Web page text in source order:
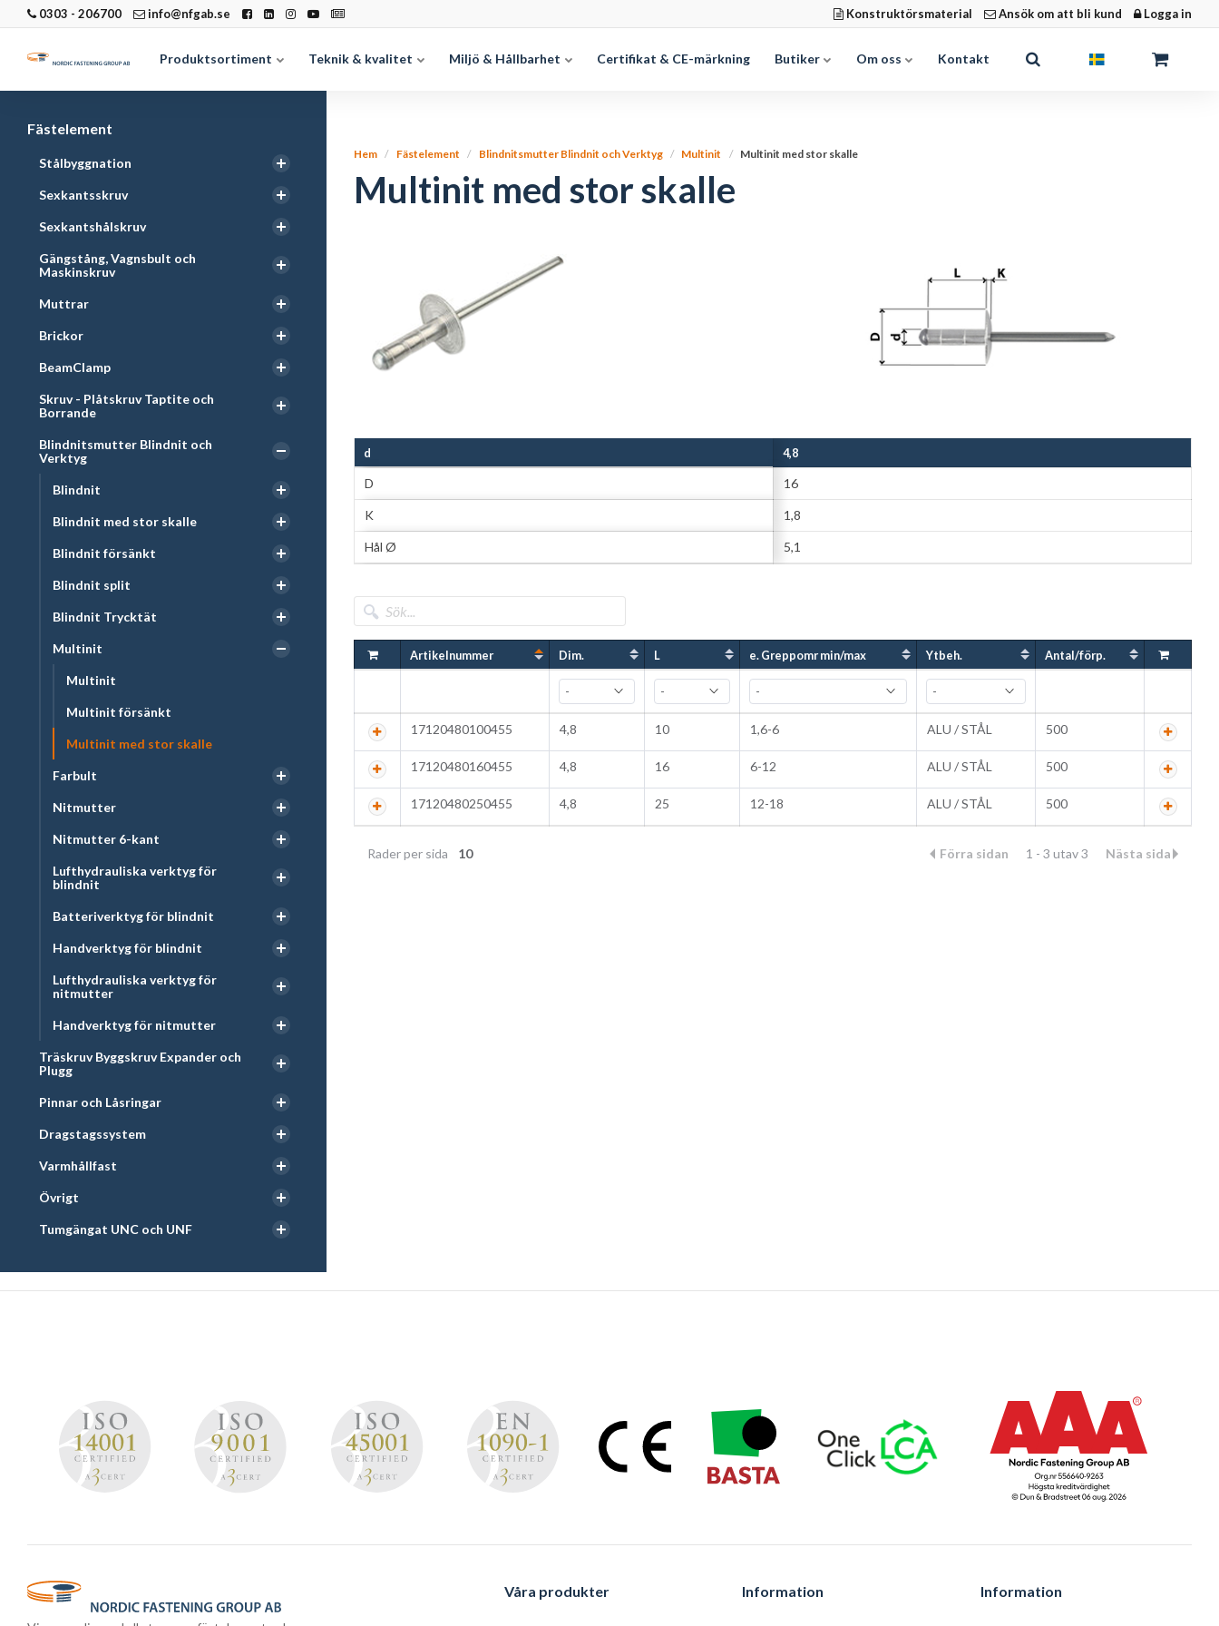
0303 - 206700 info@nfgab.se Konstruktörsmaterial Ansök om att bli kund Logga in
Produktsortiment Teknik & kvalitet Miljö & Hållbarhet Certifikat & CE-märkning Butiker Om oss Kontakt
Fästelement
Stålbyggnation
Sexkantsskruv
Sexkantshålskruv
Gängstång, Vagnsbult och
Maskinskruv
Muttrar
Brickor
BeamClamp
Skruv - Plåtskruv Taptite och
Borrande
Blindnitsmutter Blindnit och
Verktyg
Blindnit
Blindnit med stor skalle
Blindnit försänkt
Blindnit split
Blindnit Trycktät
Multinit
Multinit
Multinit försänkt
Multinit med stor skalle
Farbult
Nitmutter
Nitmutter 6-kant
Lufthydrauliska verktyg för
blindnit
Batteriverktyg för blindnit
Handverktyg för blindnit
Lufthydrauliska verktyg för
nitmutter
Handverktyg för nitmutter
Träskruv Byggskruv Expander och
Plugg
Pinnar och Låsringar
Dragstagssystem
Varmhållfast
Övrigt
Tumgängat UNC och UNF
Hem Fästelement Blindnitsmutter Blindnit och Verktyg Multinit Multinit med stor skalle
Multinit med stor skalle
d 4,8
D 16
K 1,8
Hål Ø 5,1
Artikelnummer Dim. L e. Greppomr min/max Ytbeh. Antal/förp.
17120480100455 4,8 10 1,6-6 ALU / STÅL 500
17120480160455 4,8 16 6-12 ALU / STÅL 500
17120480250455 4,8 25 12-18 ALU / STÅL 500
Rader per sida 10 Förra sidan 1 - 3 utav 3 Nästa sida
Våra produkter Information Information